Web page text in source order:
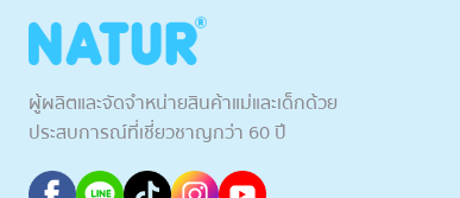
ผู้ผลิตและจัดจำหน่ายสินค้าแม่และเด็กด้วย
ประสบการณ์ที่เชี่ยวชาญกว่า 60 ปี